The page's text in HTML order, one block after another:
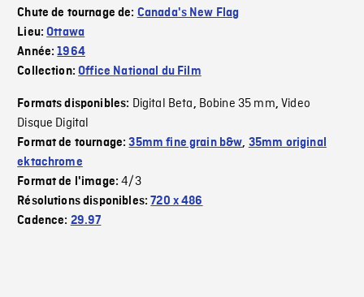
Chute de tournage de: Canada's New Flag
Lieu:Ottawa
Année:1964
Collection:Office National du Film
Formats disponibles: Digital Beta, Bobine 35 mm,Video
Disque Digital
Format de tournage:35mm fine grain b&w, 35mm original
ektachrome
Format de l'image:4/3
Résolutions disponibles:720 x 486
Cadence: 29.97